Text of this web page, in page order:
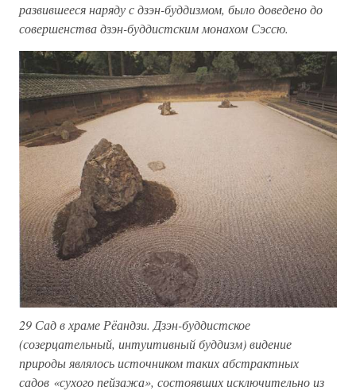
развившееся наряду с дзэн-буддизмом, было доведено до
совершенства дзэн-буддистским монахом Сэссю.
29 Сад в храме Рёандзи. Дзэн-буддистское
(созерцательный, интуитивный буддизм) видение
природы являлось источником таких абстрактных
садов «сухого пейзажа», состоявших исключительно из